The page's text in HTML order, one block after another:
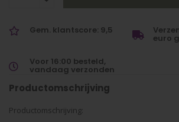
Gem. klantscore: 9,5
euro
Voor 16:00 besteld,
vandaag verzonden
Productomschrijving
Productomschrijving: